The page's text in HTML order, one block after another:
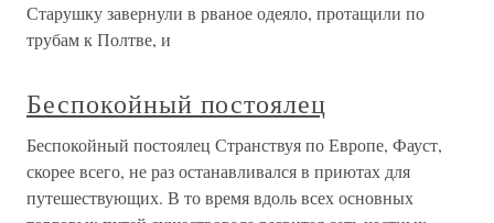
Старушку завернули в рваное одеяло, протащили по
трубам к Полтве, и
Беспокойный постоялец
Беспокойный постоялец Странствуя по Европе, Фауст,
скорее всего, не раз останавливался в приютах для
путешествующих. В то время вдоль всех основных